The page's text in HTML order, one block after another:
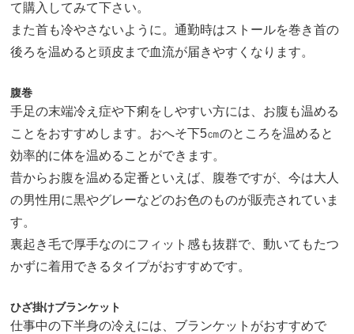
て購入してみて下さい。
また首も冷やさないように。通勤時はストールを巻き首の
後ろを温めると頭皮まで血流が届きやすくなります。
腹巻
手足の末端冷え症や下痢をしやすい方には、お腹も温める
ことをおすすめします。おへそ下5㎝のところを温めると
効率的に体を温めることができます。
昔からお腹を温める定番といえば、腹巻ですが、今は大人
の男性用に黒やグレーなどのお色のものが販売されていま
す。
裏起き毛で厚手なのにフィット感も抜群で、動いてもたつ
かずに着用できるタイプがおすすめです。
ひざ掛けブランケット
仕事中の下半身の冷えには、ブランケットがおすすめで